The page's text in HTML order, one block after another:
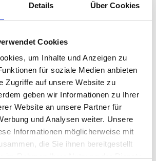
Details Über Cookies
Cookies
um Inhalte und Anzeigen zu
für soziale Medien anbieten
Zugriffe auf unsere Website zu
geben wir Informationen zu Ihrer
Website an unsere Partner für
und Analysen weiter. Unsere
Informationen möglicherweise mit
die Sie ihnen bereitgestellt
schreiben. In vollendeter Form in
Wohnzimmer- oder dem Esstisch. Dabei
der skandinavischen Marke UMAGEein
Licht.
Rudbeck zaubert mit dieserLampeein klein
in jede Wohnung – und wertet
oder ein Restaurant ungemein auf; im
Wortes gilt Cassini als echtes Highlight.